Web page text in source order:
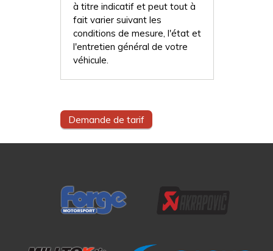
à titre indicatif et peut tout à
fait varier suivant les
conditions de mesure, l'état et
l'entretien général de votre
véhicule.
Demande de tarif